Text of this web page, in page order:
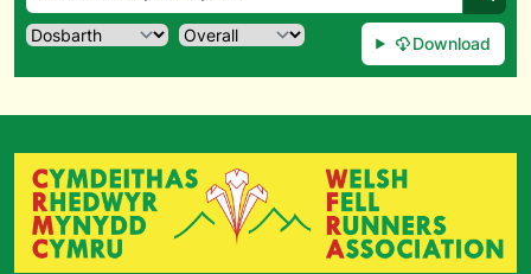
Download